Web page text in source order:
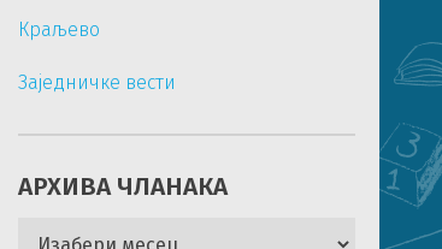
Краљево
Заједничке вести
АРХИВА ЧЛАНАКА